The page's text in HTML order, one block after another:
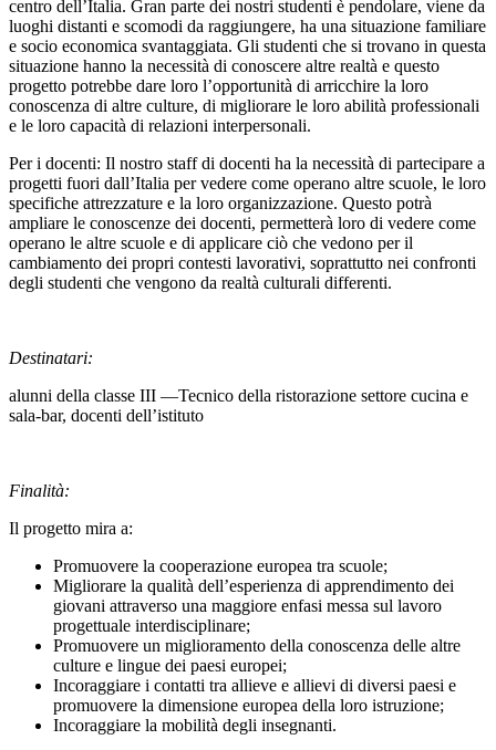
centro dell’Italia. Gran parte dei nostri studenti è pendolare, viene da
luoghi distanti e scomodi da raggiungere, ha una situazione familiare
e socio economica svantaggiata. Gli studenti che si trovano in questa
situazione hanno la necessità di conoscere altre realtà e questo
progetto potrebbe dare loro l’opportunità di arricchire la loro
conoscenza di altre culture, di migliorare le loro abilità professionali
e le loro capacità di relazioni interpersonali.
Per i docenti: Il nostro staff di docenti ha la necessità di partecipare a
progetti fuori dall’Italia per vedere come operano altre scuole, le loro
specifiche attrezzature e la loro organizzazione. Questo potrà
ampliare le conoscenze dei docenti, permetterà loro di vedere come
operano le altre scuole e di applicare ciò che vedono per il
cambiamento dei propri contesti lavorativi, soprattutto nei confronti
degli studenti che vengono da realtà culturali differenti.
Destinatari:
alunni della classe III —Tecnico della ristorazione settore cucina e
sala-bar, docenti dell’istituto
Finalità:
Il progetto mira a:
Promuovere la cooperazione europea tra scuole;
Migliorare la qualità dell’esperienza di apprendimento dei
giovani attraverso una maggiore enfasi messa sul lavoro
progettuale interdisciplinare;
Promuovere un miglioramento della conoscenza delle altre
culture e lingue dei paesi europei;
Incoraggiare i contatti tra allieve e allievi di diversi paesi e
promuovere la dimensione europea della loro istruzione;
Incoraggiare la mobilità degli insegnanti.